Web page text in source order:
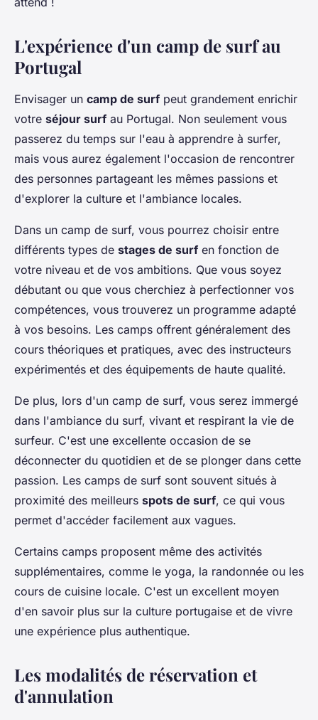
L'expérience d'un camp de surf au
Portugal
Envisager un camp de surf peut grandement enrichir
votre séjour surf au Portugal. Non seulement vous
passerez du temps sur l'eau à apprendre à surfer,
mais vous aurez également l'occasion de rencontrer
des personnes partageant les mêmes passions et
d'explorer la culture et l'ambiance locales.
Dans un camp de surf, vous pourrez choisir entre
différents types de stages de surf en fonction de
votre niveau et de vos ambitions. Que vous soyez
débutant ou que vous cherchiez à perfectionner vos
compétences, vous trouverez un programme adapté
à vos besoins. Les camps offrent généralement des
cours théoriques et pratiques, avec des instructeurs
expérimentés et des équipements de haute qualité.
De plus, lors d'un camp de surf, vous serez immergé
dans l'ambiance du surf, vivant et respirant la vie de
surfeur. C'est une excellente occasion de se
déconnecter du quotidien et de se plonger dans cette
passion. Les camps de surf sont souvent situés à
proximité des meilleurs spots de surf, ce qui vous
permet d'accéder facilement aux vagues.
Certains camps proposent même des activités
supplémentaires, comme le yoga, la randonnée ou les
cours de cuisine locale. C'est un excellent moyen
d'en savoir plus sur la culture portugaise et de vivre
une expérience plus authentique.
Les modalités de réservation et
d'annulation